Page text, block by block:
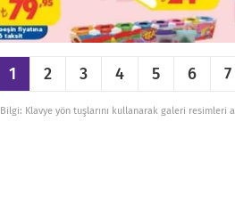
1 2 3 4 5 6 7
Bilgi: Klavye yön tuşlarını kullanarak galeri resimleri